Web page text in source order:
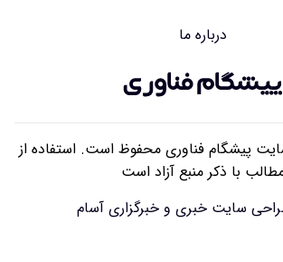
جدید لاغری بر چشم‌ها!
درباره ما
پیشگام فناوری محفوظ است. استفاده از
با ذکر منبع آزاد است
سایت خبری و خبرگزاری آسام